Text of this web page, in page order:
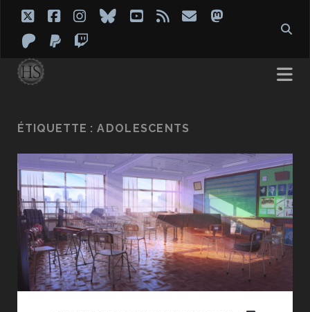
twitterfacebook
instagram
blueskyyoutube
rss emailmastodon
patreon
paypal
ÉTIQUETTE :ADOLESCENTS